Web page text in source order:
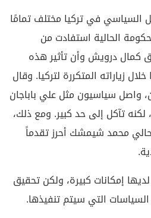
السياسي في تركيا مختلف تمامًا
الحالية استفادت من
كمال درويش وأن تأثير هذه
زياراته المتكررة لتركيا. وقال
واصل سياسيون مثل علي باباجان
تآكل إلى حد كبير. ومع ذلك،
محمد شيمشك أحرز تقدماً
إمكانات كبيرة، ولكن تحقيق
التي سيتم تنفيذها.